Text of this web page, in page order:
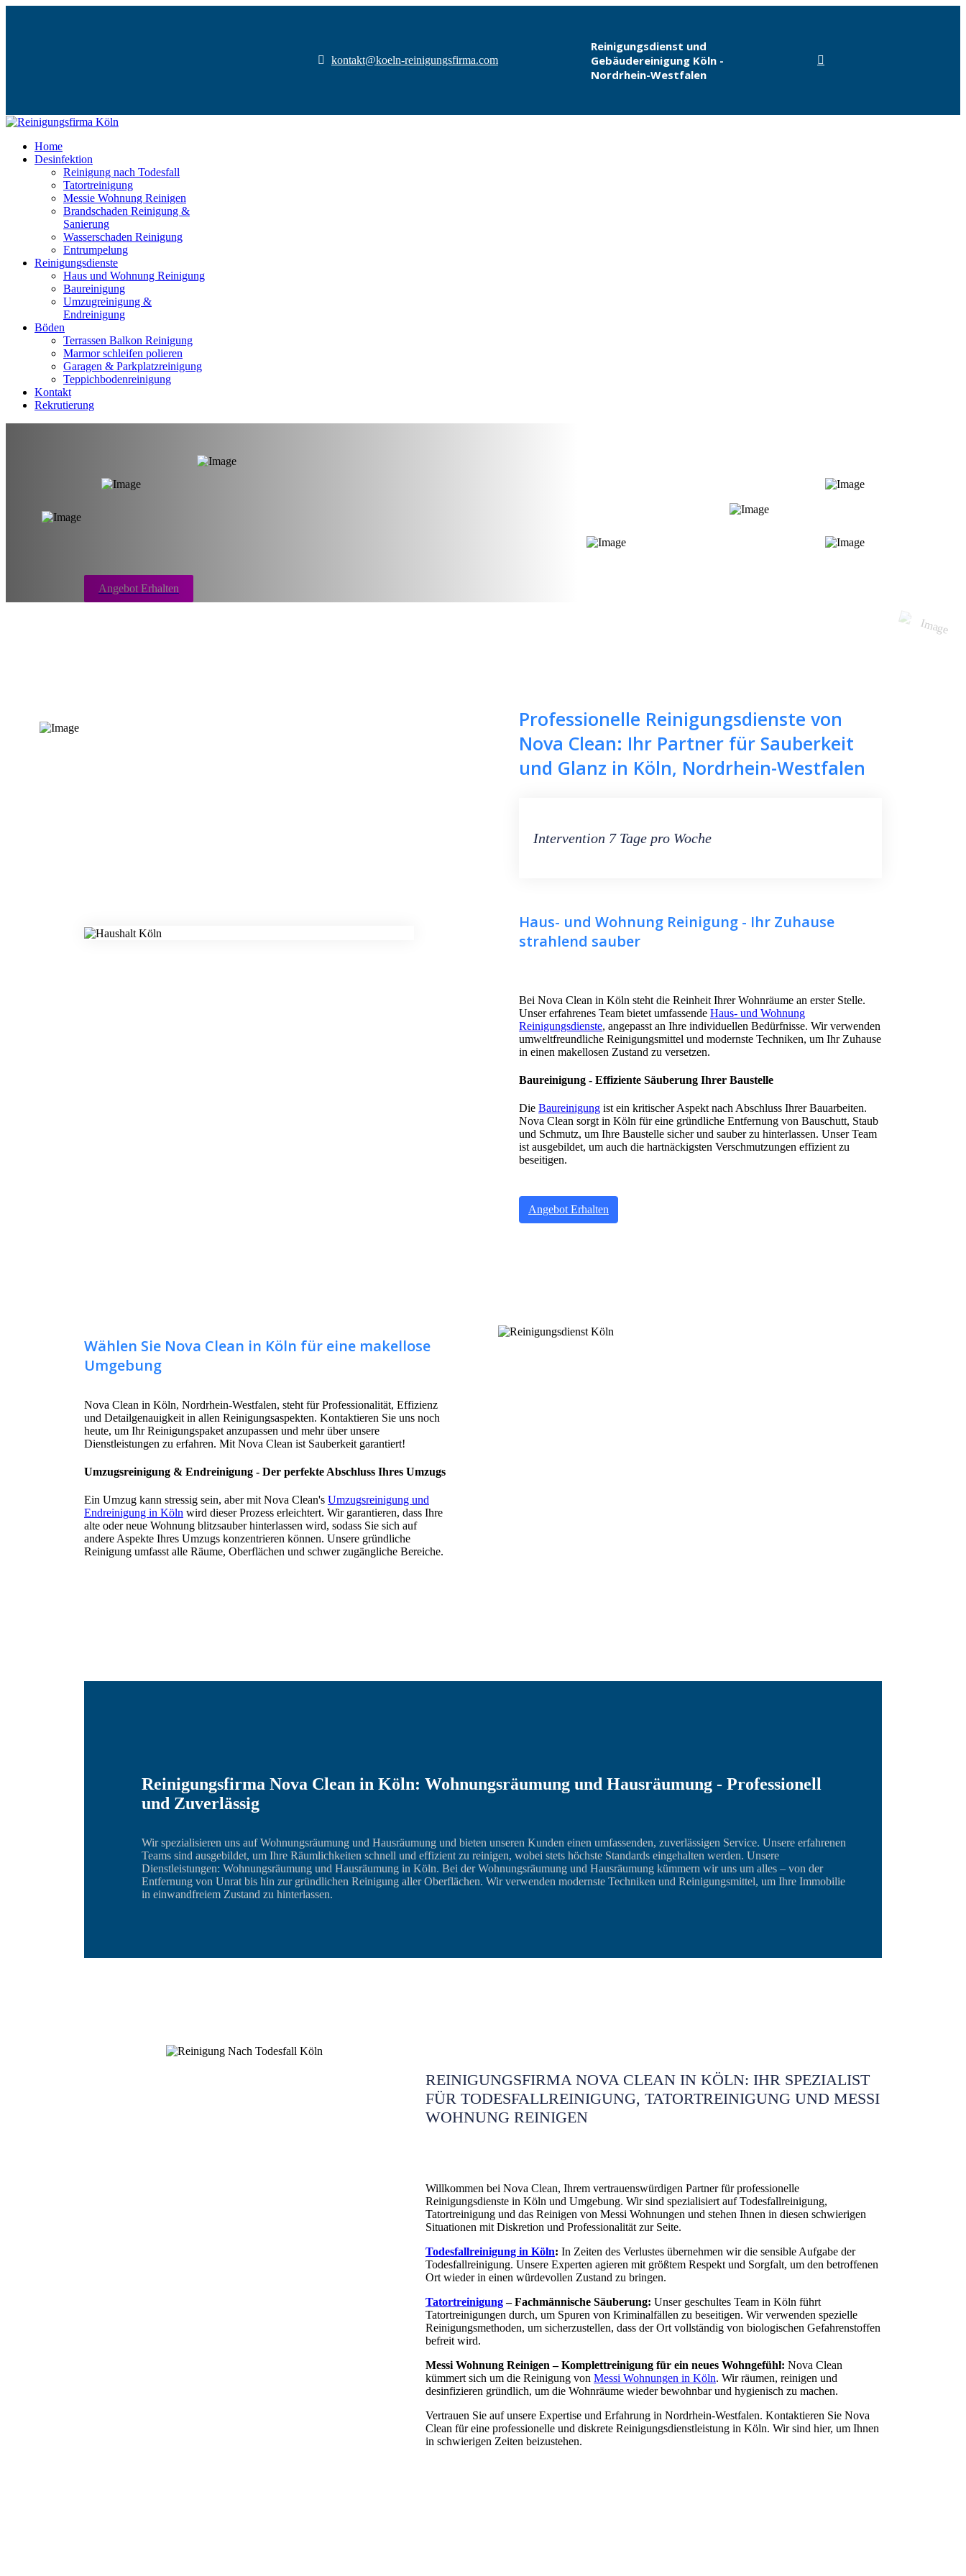
kontakt@koeln-reinigungsfirma.com
Reinigungsdienst und
Gebäudereinigung Köln -
Nordrhein-Westfalen
Home
Desinfektion
Reinigung nach Todesfall
Tatortreinigung
Messie Wohnung Reinigen
Brandschaden Reinigung &
Sanierung
Wasserschaden Reinigung
Entrumpelung
Reinigungsdienste
Haus und Wohnung Reinigung
Baureinigung
Umzugreinigung &
Endreinigung
Böden
Terrassen Balkon Reinigung
Marmor schleifen polieren
Garagen & Parkplatzreinigung
Teppichbodenreinigung
Kontakt
Rekrutierung
Professionelle Reinigungsfirma Köln
Angebot Erhalten
Professionelle Reinigungsdienste von
Nova Clean: Ihr Partner für Sauberkeit
und Glanz in Köln, Nordrhein-Westfalen
Intervention 7 Tage pro Woche
Haus- und Wohnung Reinigung - Ihr Zuhause
strahlend sauber
Bei Nova Clean in Köln steht die Reinheit Ihrer Wohnräume an erster Stelle.
Unser erfahrenes Team bietet umfassende Haus- und Wohnung
Reinigungsdienste, angepasst an Ihre individuellen Bedürfnisse. Wir verwenden
umweltfreundliche Reinigungsmittel und modernste Techniken, um Ihr Zuhause
in einen makellosen Zustand zu versetzen.
Baureinigung - Effiziente Säuberung Ihrer Baustelle
Die Baureinigung ist ein kritischer Aspekt nach Abschluss Ihrer Bauarbeiten.
Nova Clean sorgt in Köln für eine gründliche Entfernung von Bauschutt, Staub
und Schmutz, um Ihre Baustelle sicher und sauber zu hinterlassen. Unser Team
ist ausgebildet, um auch die hartnäckigsten Verschmutzungen effizient zu
beseitigen.
Angebot Erhalten
Wählen Sie Nova Clean in Köln für eine makellose
Umgebung
Nova Clean in Köln, Nordrhein-Westfalen, steht für Professionalität, Effizienz
und Detailgenauigkeit in allen Reinigungsaspekten. Kontaktieren Sie uns noch
heute, um Ihr Reinigungspaket anzupassen und mehr über unsere
Dienstleistungen zu erfahren. Mit Nova Clean ist Sauberkeit garantiert!
Umzugsreinigung & Endreinigung - Der perfekte Abschluss Ihres Umzugs
Ein Umzug kann stressig sein, aber mit Nova Clean's Umzugsreinigung und
Endreinigung in Köln wird dieser Prozess erleichtert. Wir garantieren, dass Ihre
alte oder neue Wohnung blitzsauber hinterlassen wird, sodass Sie sich auf
andere Aspekte Ihres Umzugs konzentrieren können. Unsere gründliche
Reinigung umfasst alle Räume, Oberflächen und schwer zugängliche Bereiche.
Reinigungsfirma Nova Clean in Köln: Wohnungsräumung und Hausräumung - Professionell
und Zuverlässig
Wir spezialisieren uns auf Wohnungsräumung und Hausräumung und bieten unseren Kunden einen umfassenden, zuverlässigen Service. Unsere erfahrenen
Teams sind ausgebildet, um Ihre Räumlichkeiten schnell und effizient zu reinigen, wobei stets höchste Standards eingehalten werden. Unsere
Dienstleistungen: Wohnungsräumung und Hausräumung in Köln. Bei der Wohnungsräumung und Hausräumung kümmern wir uns um alles – von der
Entfernung von Unrat bis hin zur gründlichen Reinigung aller Oberflächen. Wir verwenden modernste Techniken und Reinigungsmittel, um Ihre Immobilie
in einwandfreiem Zustand zu hinterlassen.
REINIGUNGSFIRMA NOVA CLEAN IN KÖLN: IHR SPEZIALIST
FÜR TODESFALLREINIGUNG, TATORTREINIGUNG UND MESSI
WOHNUNG REINIGEN
Willkommen bei Nova Clean, Ihrem vertrauenswürdigen Partner für professionelle
Reinigungsdienste in Köln und Umgebung. Wir sind spezialisiert auf Todesfallreinigung,
Tatortreinigung und das Reinigen von Messi Wohnungen und stehen Ihnen in diesen schwierigen
Situationen mit Diskretion und Professionalität zur Seite.
Todesfallreinigung in Köln: In Zeiten des Verlustes übernehmen wir die sensible Aufgabe der
Todesfallreinigung. Unsere Experten agieren mit größtem Respekt und Sorgfalt, um den betroffenen
Ort wieder in einen würdevollen Zustand zu bringen.
Tatortreinigung– Fachmännische Säuberung: Unser geschultes Team in Köln führt
Tatortreinigungen durch, um Spuren von Kriminalfällen zu beseitigen. Wir verwenden spezielle
Reinigungsmethoden, um sicherzustellen, dass der Ort vollständig von biologischen Gefahrenstoffen
befreit wird.
Messi Wohnung Reinigen – Komplettreinigung für ein neues Wohngefühl: Nova Clean
kümmert sich um die Reinigung von Messi Wohnungen in Köln. Wir räumen, reinigen und
desinfizieren gründlich, um die Wohnräume wieder bewohnbar und hygienisch zu machen.
Vertrauen Sie auf unsere Expertise und Erfahrung in Nordrhein-Westfalen. Kontaktieren Sie Nova
Clean für eine professionelle und diskrete Reinigungsdienstleistung in Köln. Wir sind hier, um Ihnen
in schwierigen Zeiten beizustehen.